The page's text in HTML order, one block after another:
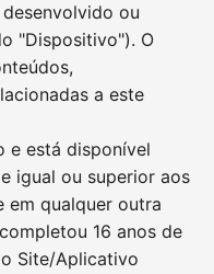
ou
"Dispositivo"). O
a este
e está disponível
igual ou superior aos
em qualquer outra
16 anos de
Site/Aplicativo